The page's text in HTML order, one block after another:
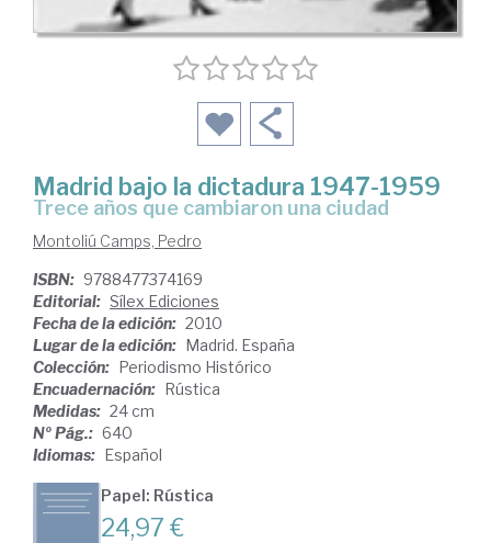
Madrid bajo la dictadura 1947-1959
trece años que cambiaron una ciudad
Montoliú Camps, Pedro
ISBN: 9788477374169
Editorial: Sílex Ediciones
Fecha de la edición: 2010
Lugar de la edición: Madrid. España
Colección: Periodismo Histórico
Encuadernación: Rústica
Medidas: 24 cm
Nº Pág.: 640
Idiomas: Español
Papel: Rústica
24,97 €